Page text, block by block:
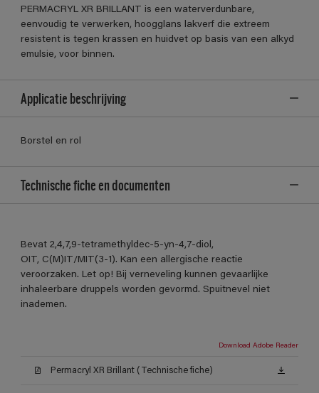
PERMACRYL XR BRILLANT is een waterverdunbare,
eenvoudig te verwerken, hoogglans lakverf die extreem
resistent is tegen krassen en huidvet op basis van een alkyd
emulsie, voor binnen.
Applicatie beschrijving
Borstel en rol
Technische fiche en documenten
Bevat 2,4,7,9-tetramethyldec-5-yn-4,7-diol,
OIT, C(M)IT/MIT(3-1). Kan een allergische reactie
veroorzaken. Let op! Bij verneveling kunnen gevaarlijke
inhaleerbare druppels worden gevormd. Spuitnevel niet
inademen.
Download Adobe Reader
Permacryl XR Brillant (Technische fiche)